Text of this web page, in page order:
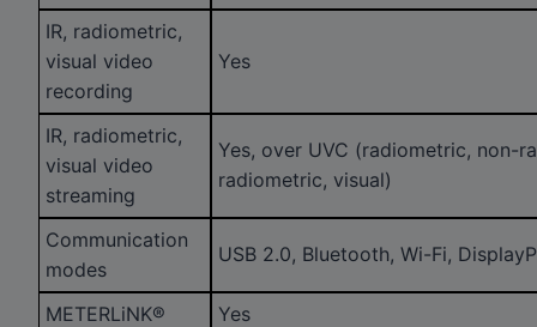
IR, radiometric,
visual video
recording
Yes
IR, radiometric,
visual video
streaming
Yes, over UVC (radiometric, non-
radiometric, visual)
Communication
modes
USB 2.0, Bluetooth, Wi-Fi,
METERLiNK®
Yes